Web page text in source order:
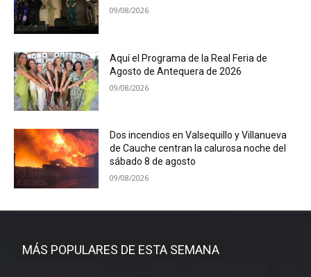
09/08/2026
Aquí el Programa de la Real Feria de
Agosto de Antequera de 2026
09/08/2026
Dos incendios en Valsequillo y Villanueva
de Cauche centran la calurosa noche del
sábado 8 de agosto
09/08/2026
MÁS POPULARES DE ESTA SEMANA